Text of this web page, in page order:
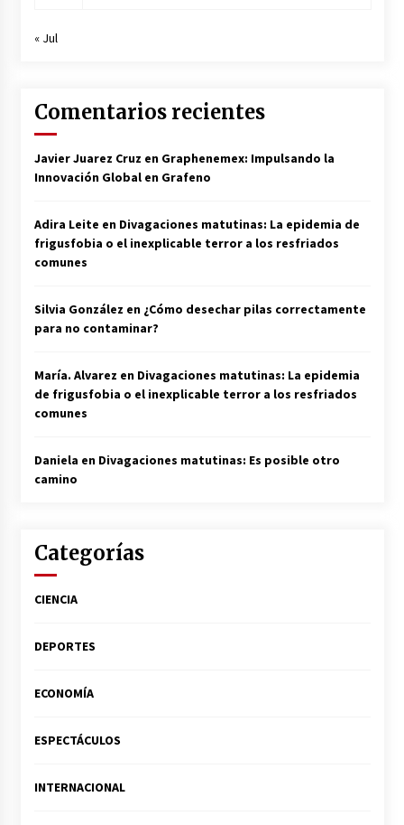
« Jul
Comentarios recientes
Javier Juarez Cruz en Graphenemex: Impulsando la
Innovación Global en Grafeno
Adira Leite en Divagaciones matutinas: La epidemia de
frigusfobia o el inexplicable terror a los resfriados
comunes
Silvia González en ¿Cómo desechar pilas correctamente
para no contaminar?
María. Alvarez en Divagaciones matutinas: La epidemia
de frigusfobia o el inexplicable terror a los resfriados
comunes
Daniela en Divagaciones matutinas: Es posible otro
camino
Categorías
CIENCIA
DEPORTES
ECONOMÍA
ESPECTÁCULOS
INTERNACIONAL